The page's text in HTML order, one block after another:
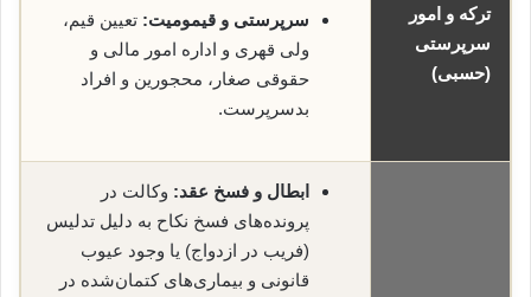
ترکه و امور
سرپرستی
(حسبی)
سرپرستی و قیمومیت: تعیین قیم،
ولی قهری و اداره امور مالی و
حقوقی صغار، محجورین و افراد
بدسرپرست.
ابطال و فسخ عقد: وکالت در
پرونده‌های فسخ نکاح به دلیل تدلیس
(فریب در ازدواج) یا وجود عیوب
قانونی و بیماری‌های کتمان‌شده در